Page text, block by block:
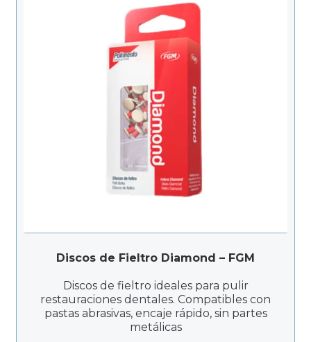
Discos de Fieltro Diamond – FGM
Discos de fieltro ideales para pulir
restauraciones dentales. Compatibles con
pastas abrasivas, encaje rápido, sin partes
metálicas